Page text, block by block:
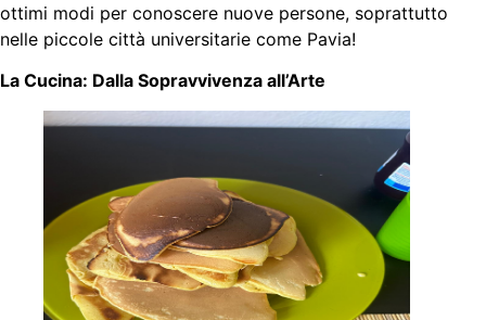
ottimi modi per conoscere nuove persone, soprattutto
nelle piccole città universitarie come Pavia!
La Cucina: Dalla Sopravvivenza all’Arte